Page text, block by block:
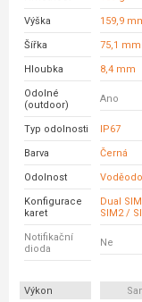
Výška 159,9
Šířka 75,1 mm
Hloubka 8,4 mm
Odolné
(outdoor)
Ano
Typ odolnosti IP67
Barva Černá
Odolnost
Konfigurace
karet
Dual
SIM2 /
Notifikační
dioda
Ne
Výkon